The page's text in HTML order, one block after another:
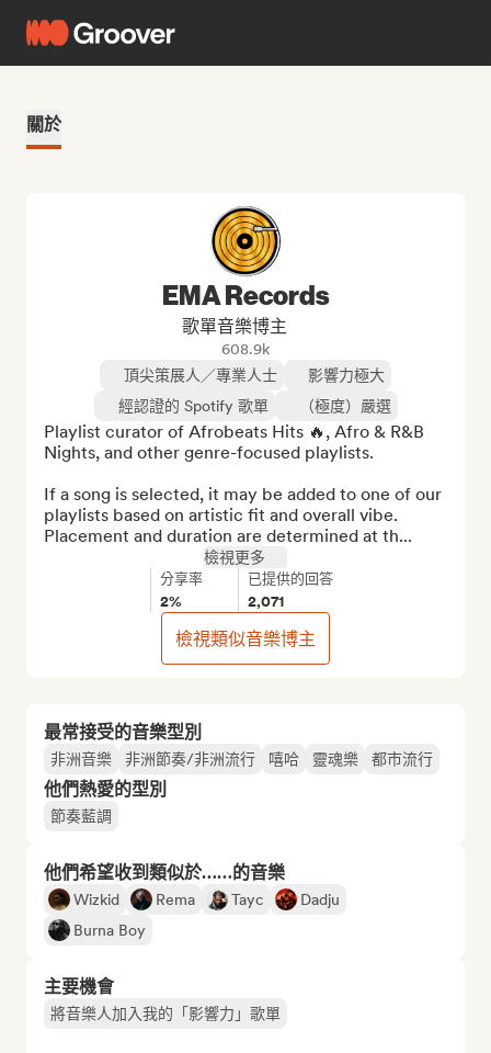
關於
最常接受的音樂型別
非洲音樂 非洲節奏/非洲流行 嘻哈 靈魂樂 都市流行
他們熱愛的型別
節奏藍調
他們希望收到類似於……的音樂
Wizkid Rema Tayc
Dadju
Burna Boy
主要機會
將音樂人加入我的「影響力」歌單
EMA Records
歌單音樂博主
608.9k
頂尖策展人／專業人士
影響力極大
經認證的 Spotify 歌單
（極度）嚴選
Playlist curator of Afrobeats Hits 🔥, Afro & R&B
Nights, and other genre-focused playlists.
If a song is selected, it may be added to one of our
playlists based on artistic fit and overall vibe.
Placement and duration are determined at th...
檢視更多
分享率
2%
已提供的回答
2,071
檢視類似音樂博主